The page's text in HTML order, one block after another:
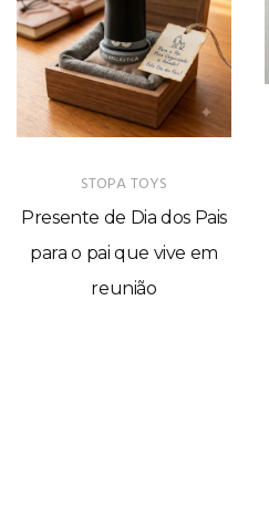
STOPA TOYS
Presente de Dia dos Pais
para o pai que vive em
reunião